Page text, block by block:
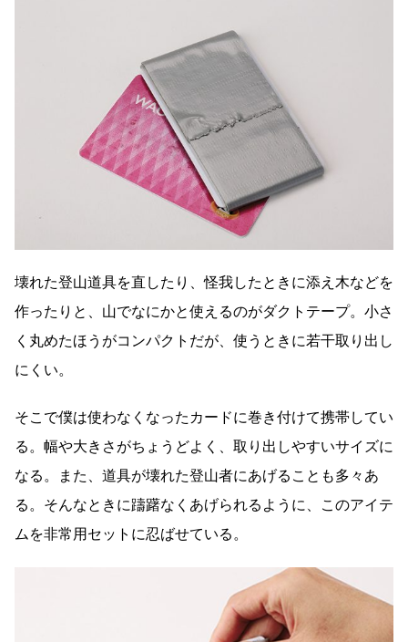
壊れた登山道具を直したり、怪我したときに添え木などを
作ったりと、山でなにかと使えるのがダクトテープ。小さ
く丸めたほうがコンパクトだが、使うときに若干取り出し
にくい。
そこで僕は使わなくなったカードに巻き付けて携帯してい
る。幅や大きさがちょうどよく、取り出しやすいサイズに
なる。また、道具が壊れた登山者にあげることも多々あ
る。そんなときに躊躇なくあげられるように、このアイテ
ムを非常用セットに忍ばせている。